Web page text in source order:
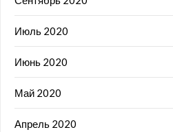
Июль 2020
Июнь 2020
Май 2020
Апрель 2020